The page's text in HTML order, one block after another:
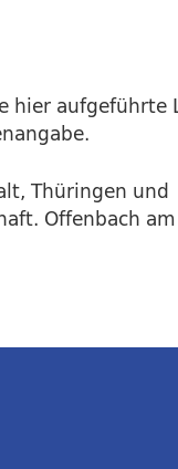
hier aufgeführte
Thüringen und
Offenbach